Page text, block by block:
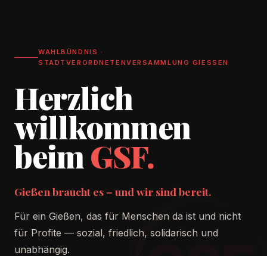
WAHLBÜNDNIS ·
STADTVERORDNETENVERSAMMLUNG GIESSEN
Herzlich
willkommen
beimGSF.
Gießen braucht es – und wir sind bereit.
Für ein Gießen, das für Menschen da ist und nicht
für Profite — sozial, friedlich, solidarisch und
unabhängig.